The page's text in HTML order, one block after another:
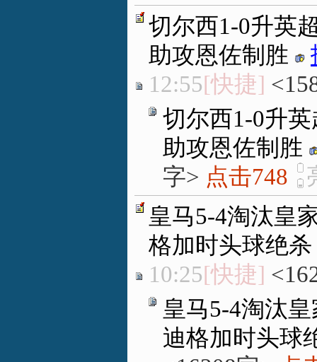
切尔西1-0升英
助攻恩佐制胜
12:55[快捷]
切尔西1-0升
助攻恩佐制胜
字> 点击748
皇马5-4淘汰皇
格加时头球绝杀
10:25[快捷]
皇马5-4淘汰
迪格加时头球